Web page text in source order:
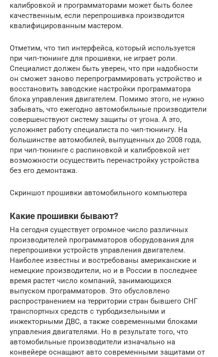
калибровкой и программаторами может быть более
качественным, если перепрошивка производится
квалифицированным мастером.
Отметим, что тип интерфейса, который используется
при чип-тюнинге для прошивки, не играет роли.
Специалист должен быть уверен, что при надобности
он сможет заново перепрограммировать устройство и
восстановить заводские настройки программатора
блока управления двигателем. Помимо этого, не нужно
забывать, что ежегодно автомобильные производители
совершенствуют систему защиты от угона. А это,
усложняет работу специалиста по чип-тюнингу. На
большинстве автомобилей, выпущенных до 2008 года,
при чип-тюнинге с распиновкой и калибровкой нет
возможности осуществить перенастройку устройства
без его демонтажа.
Скриншот прошивки автомобильного компьютера
Какие прошивки бывают?
На сегодня существует огромное число различных
производителей программаторов оборудования для
перепрошивки устройств управления двигателем.
Наиболее известны и востребованы американские и
немецкие производители, но и в России в последнее
время растет число компаний, занимающихся
выпуском программаторов. Это обусловлено
распространением на территории стран бывшего СНГ
транспортных средств с турбодизельными и
инжекторными ДВС, а также современными блоками
управления двигателями. Но в результате того, что
автомобильные производители изначально на
конвейере оснащают авто современными защитами от